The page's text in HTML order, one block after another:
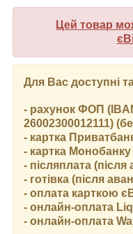
Цей товар
Для Вас доступні
- рахунок ФОП
26002300012111)
- картка
- картка Монобанку
- післяплата (після
- готівка (після
- оплата карткою
- онлайн-оплата
- онлайн-оплата